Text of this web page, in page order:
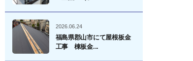
2026.06.24
福島県郡山市にて屋根板金
工事 棟板金...